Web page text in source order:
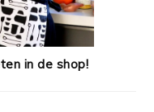
in de shop!